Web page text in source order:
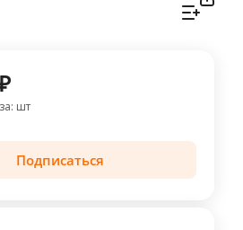
шт
Подписаться